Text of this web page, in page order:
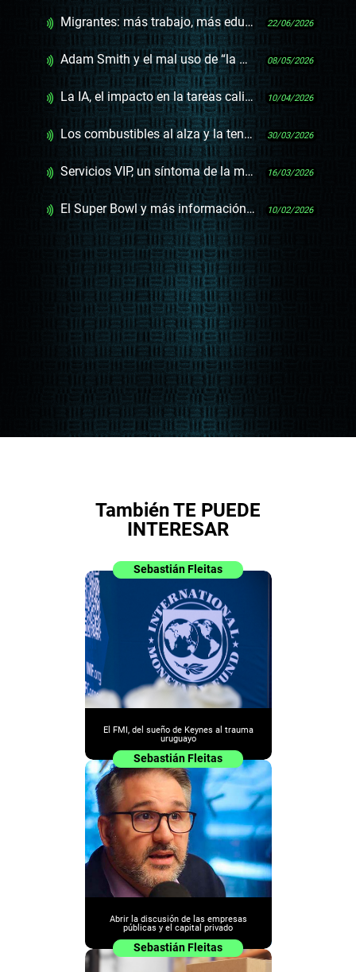
Migrantes: más trabajo, más educación y una integración incompleta 22/06/2026
Adam Smith y el mal uso de “la mano invisible” 08/05/2026
La IA, el impacto en la tareas calificadas y la falta de políticas públicas 10/04/2026
Los combustibles al alza y la tensión entre política y mercado 30/03/2026
Servicios VIP, un síntoma de la mala regulación en la salud 16/03/2026
El Super Bowl y más información para hacer Uruguay más barato 10/02/2026
También TE PUEDE
INTERESAR
Sebastián Fleitas
El FMI, del sueño de Keynes al trauma
uruguayo
Sebastián Fleitas
Abrir la discusión de las empresas
públicas y el capital privado
Sebastián Fleitas